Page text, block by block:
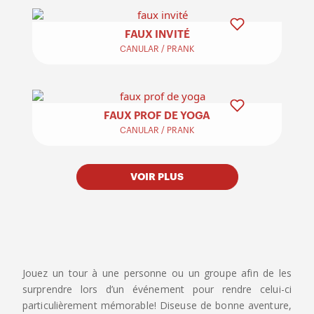
FAUX INVITÉ
CANULAR / PRANK
FAUX PROF DE YOGA
CANULAR / PRANK
VOIR PLUS
Jouez un tour à une personne ou un groupe afin de les
surprendre lors d’un événement pour rendre celui-ci
particulièrement mémorable! Diseuse de bonne aventure,